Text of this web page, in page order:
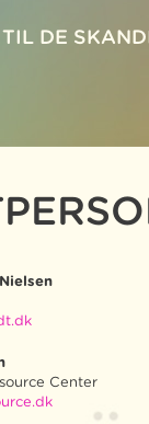
DE
Center